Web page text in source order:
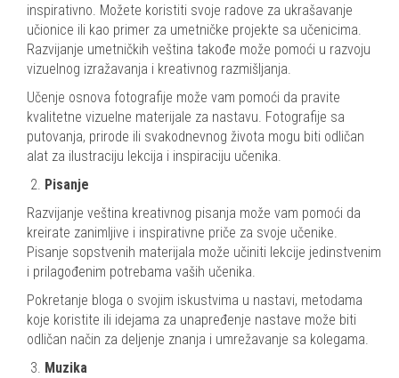
inspirativno. Možete koristiti svoje radove za ukrašavanje
učionice ili kao primer za umetničke projekte sa učenicima.
Razvijanje umetničkih veština takođe može pomoći u razvoju
vizuelnog izražavanja i kreativnog razmišljanja.
Učenje osnova fotografije može vam pomoći da pravite
kvalitetne vizuelne materijale za nastavu. Fotografije sa
putovanja, prirode ili svakodnevnog života mogu biti odličan
alat za ilustraciju lekcija i inspiraciju učenika.
Pisanje
Razvijanje veština kreativnog pisanja može vam pomoći da
kreirate zanimljive i inspirativne priče za svoje učenike.
Pisanje sopstvenih materijala može učiniti lekcije jedinstvenim
i prilagođenim potrebama vaših učenika.
Pokretanje bloga o svojim iskustvima u nastavi, metodama
koje koristite ili idejama za unapređenje nastave može biti
odličan način za deljenje znanja i umrežavanje sa kolegama.
Muzika